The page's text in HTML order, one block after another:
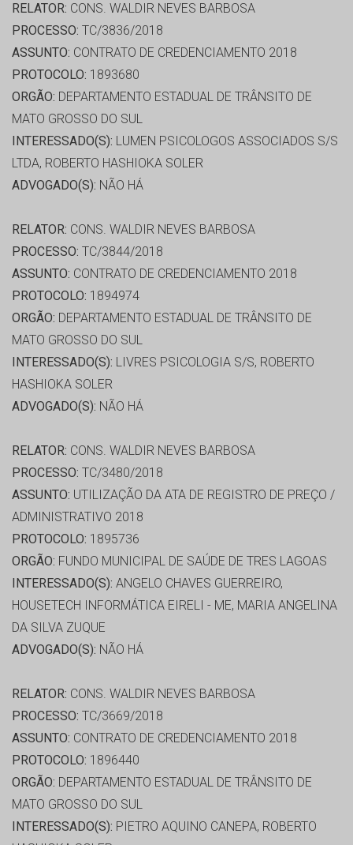
RELATOR: CONS. WALDIR NEVES BARBOSA
PROCESSO: TC/3836/2018
ASSUNTO: CONTRATO DE CREDENCIAMENTO 2018
PROTOCOLO: 1893680
ORGÃO: DEPARTAMENTO ESTADUAL DE TRÂNSITO DE
MATO GROSSO DO SUL
INTERESSADO(S): LUMEN PSICOLOGOS ASSOCIADOS S/S
LTDA, ROBERTO HASHIOKA SOLER
ADVOGADO(S): NÃO HÁ
RELATOR: CONS. WALDIR NEVES BARBOSA
PROCESSO: TC/3844/2018
ASSUNTO: CONTRATO DE CREDENCIAMENTO 2018
PROTOCOLO: 1894974
ORGÃO: DEPARTAMENTO ESTADUAL DE TRÂNSITO DE
MATO GROSSO DO SUL
INTERESSADO(S): LIVRES PSICOLOGIA S/S, ROBERTO
HASHIOKA SOLER
ADVOGADO(S): NÃO HÁ
RELATOR: CONS. WALDIR NEVES BARBOSA
PROCESSO: TC/3480/2018
ASSUNTO: UTILIZAÇÃO DA ATA DE REGISTRO DE PREÇO /
ADMINISTRATIVO 2018
PROTOCOLO: 1895736
ORGÃO: FUNDO MUNICIPAL DE SAÚDE DE TRES LAGOAS
INTERESSADO(S): ANGELO CHAVES GUERREIRO,
HOUSETECH INFORMÁTICA EIRELI - ME, MARIA ANGELINA
DA SILVA ZUQUE
ADVOGADO(S): NÃO HÁ
RELATOR: CONS. WALDIR NEVES BARBOSA
PROCESSO: TC/3669/2018
ASSUNTO: CONTRATO DE CREDENCIAMENTO 2018
PROTOCOLO: 1896440
ORGÃO: DEPARTAMENTO ESTADUAL DE TRÂNSITO DE
MATO GROSSO DO SUL
INTERESSADO(S): PIETRO AQUINO CANEPA, ROBERTO